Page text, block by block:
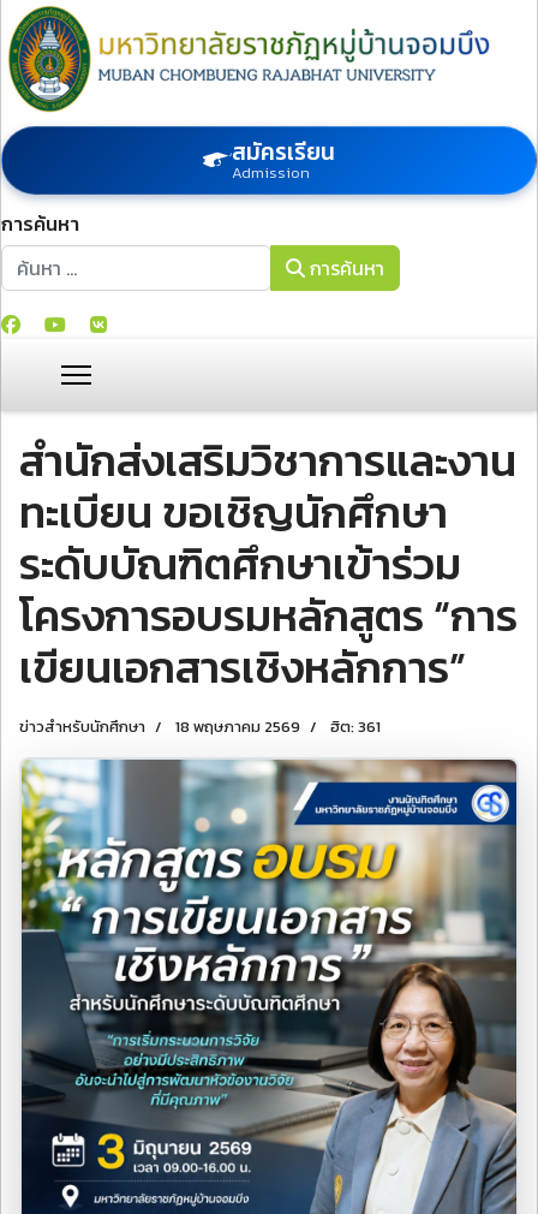
สมัครเรียน
Admission
การค้นหา
การค้นหา
การค้นหา
สำนักส่งเสริมวิชาการและงาน
ทะเบียน ขอเชิญนักศึกษา
ระดับบัณฑิตศึกษาเข้าร่วม
โครงการอบรมหลักสูตร “การ
เขียนเอกสารเชิงหลักการ”
ข่าวสำหรับนักศึกษา 18 พฤษภาคม 2569 ฮิต: 361